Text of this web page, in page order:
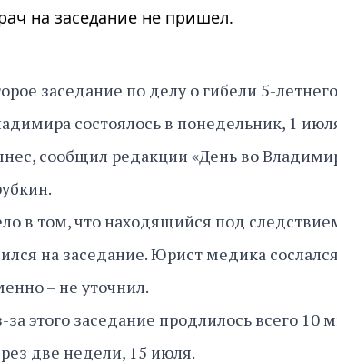
на заседание не пришел.
заседание по делу о гибели 5-
состоялось в понедельник, 1
сообщил редакции «День во
в том, что находящийся под
на заседание. Юрист медика
– не уточнил.
за этого заседание продлилось всего 10
две недели, 15 июля.